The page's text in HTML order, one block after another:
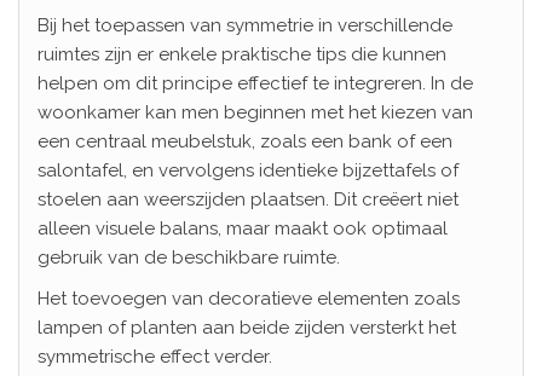
Bij het toepassen van symmetrie in verschillende
ruimtes zijn er enkele praktische tips die kunnen
helpen om dit principe effectief te integreren. In de
woonkamer kan men beginnen met het kiezen van
een centraal meubelstuk, zoals een bank of een
salontafel, en vervolgens identieke bijzettafels of
stoelen aan weerszijden plaatsen. Dit creëert niet
alleen visuele balans, maar maakt ook optimaal
gebruik van de beschikbare ruimte.
Het toevoegen van decoratieve elementen zoals
lampen of planten aan beide zijden versterkt het
symmetrische effect verder.